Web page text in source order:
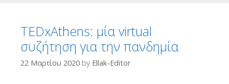
TEDxAthens: μία virtual
συζήτηση για την πανδημία
22 Μαρτίου 2020 by Ellak-Editor